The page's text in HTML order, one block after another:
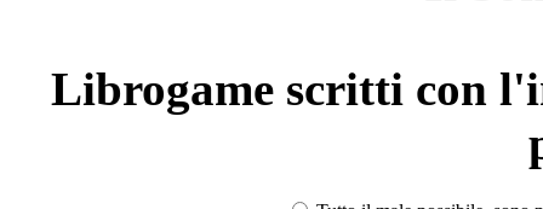
Librogame scritti con